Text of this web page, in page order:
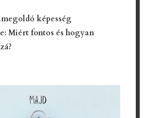
képesség
Miért fontos és hogyan